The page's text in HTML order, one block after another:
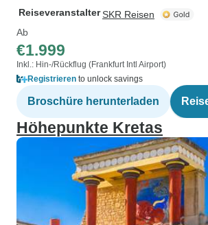
ReiseveranstalterSKR Reisen
Ab
€1.999
Inkl.: Hin-/Rückflug (Frankfurt Intl Airport)
Registrieren to unlock savings
Broschüre herunterladen
Höhepunkte Kretas